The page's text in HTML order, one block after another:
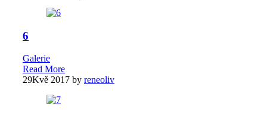
6
Galerie
Read More
29Kvě 2017 by reneoliv